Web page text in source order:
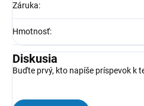
Záruka:
Hmotnosť:
Diskusia
Buďte prvý, kto napíše príspevok k